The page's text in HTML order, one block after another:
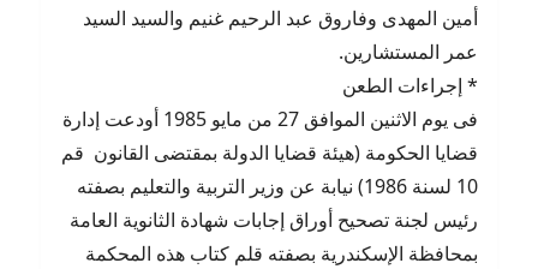
أمين المهدى وفاروق عبد الرحيم غنيم والسيد السيد
عمر المستشارين.
* إجراءات الطعن
فى يوم الاثنين الموافق 27 من مايو 1985 أودعت إدارة
قضايا الحكومة (هيئة قضايا الدولة بمقتضى القانون قم
10 لسنة 1986) نيابة عن وزير التربية والتعليم بصفته
رئيس لجنة تصحيح أوراق إجابات شهادة الثانوية العامة
بمحافظة الإسكندرية بصفته قلم كتاب هذه المحكمة